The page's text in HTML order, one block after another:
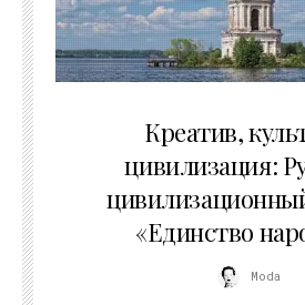
Креатив,
цивилизация:
«Единство
Moda